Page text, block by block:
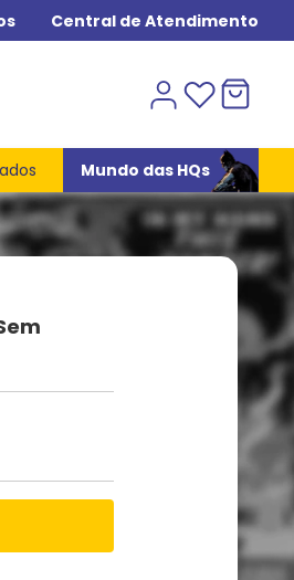
Central de Atendimento
Mundo das HQs